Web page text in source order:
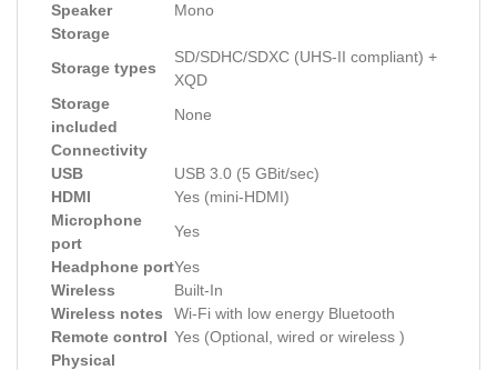
Speaker
Mono
Storage
Storage types
SD/SDHC/SDXC (UHS-II compliant) +
XQD
Storage
included
None
Connectivity
USB
USB 3.0 (5 GBit/sec)
HDMI
Yes (mini-HDMI)
Microphone
port
Yes
Headphone portYes
Wireless
Built-In
Wireless notes
Wi-Fi with low energy Bluetooth
Remote control Yes (Optional, wired or wireless )
Physical